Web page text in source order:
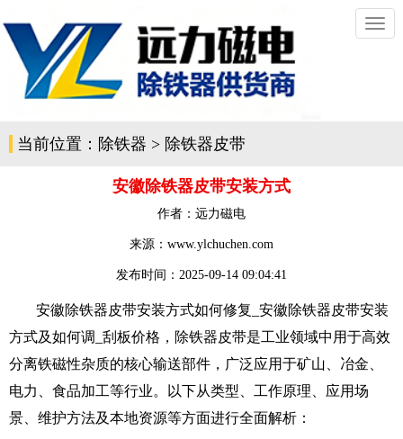
切
换
当前位置： 除铁器 > 除铁器皮带
安徽除铁器皮带安装方式
作者： 远力磁电
来源：www.ylchuchen.com
发布时间： 2025-09-14 09:04:41
安徽除铁器皮带安装方式如何修复_安徽除铁器皮带安装
方式及如何调_刮板价格，除铁器皮带是工业领域中用于高效
分离铁磁性杂质的核心输送部件，广泛应用于矿山、冶金、
电力、食品加工等行业。以下从类型、工作原理、应用场
景、维护方法及本地资源等方面进行全面解析：